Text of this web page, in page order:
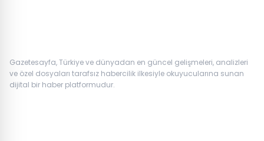
Gazetesayfa, Türkiye ve dünyadan en güncel gelişmeleri, analizleri
ve özel dosyaları tarafsız habercilik ilkesiyle okuyucularına sunan
dijital bir haber platformudur.